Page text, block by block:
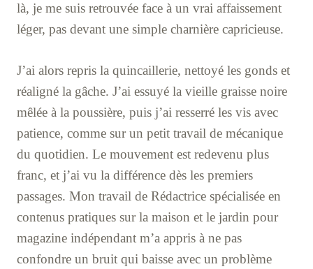
là, je me suis retrouvée face à un vrai affaissement
léger, pas devant une simple charnière capricieuse.
J’ai alors repris la quincaillerie, nettoyé les gonds et
réaligné la gâche. J’ai essuyé la vieille graisse noire
mêlée à la poussière, puis j’ai resserré les vis avec
patience, comme sur un petit travail de mécanique
du quotidien. Le mouvement est redevenu plus
franc, et j’ai vu la différence dès les premiers
passages. Mon travail de Rédactrice spécialisée en
contenus pratiques sur la maison et le jardin pour
magazine indépendant m’a appris à ne pas
confondre un bruit qui baisse avec un problème